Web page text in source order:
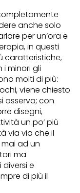
anche solo
per un’ora e
in questi
caratteristiche,
i minori gli
molti di più:
viene chiesto
osserva; con
disegni,
un po’ più
via via che il
ad un
ma
e
di più il